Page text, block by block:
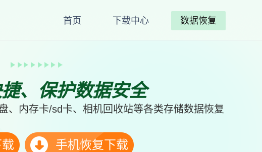
首页 下载中心 数据恢复
、保护数据安全
、内存卡/sd卡、相机回收站等各类存储数据恢复
手机恢复下载